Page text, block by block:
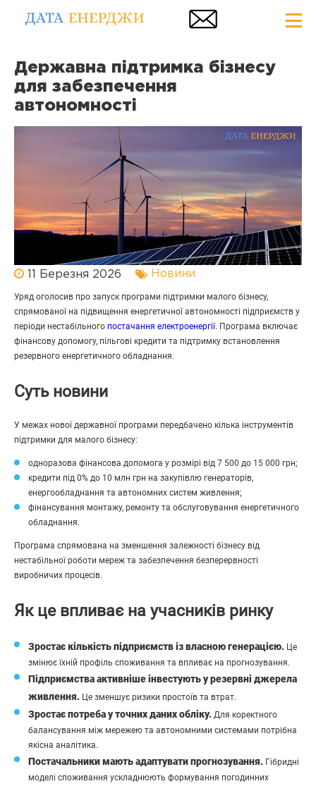
Державна підтримка бізнесу
для забезпечення
автономності
11 Березня 2026 Новини
Уряд оголосив про запуск програми підтримки малого бізнесу,
спрямованої на підвищення енергетичної автономності підприємств у
періоди нестабільного постачання електроенергії. Програма включає
фінансову допомогу, пільгові кредити та підтримку встановлення
резервного енергетичного обладнання.
Суть новини
У межах нової державної програми передбачено кілька інструментів
підтримки для малого бізнесу:
одноразова фінансова допомога у розмірі від 7 500 до 15 000 грн;
кредити під 0% до 10 млн грн на закупівлю генераторів,
енергообладнання та автономних систем живлення;
фінансування монтажу, ремонту та обслуговування енергетичного
обладнання.
Програма спрямована на зменшення залежності бізнесу від
нестабільної роботи мереж та забезпечення безперервності
виробничих процесів.
Як це впливає на учасників ринку
Зростає кількість підприємств із власною генерацією. Це
змінює їхній профіль споживання та впливає на прогнозування.
Підприємства активніше інвестують у резервні джерела
живлення. Це зменшує ризики простоїв та втрат.
Зростає потреба у точних даних обліку. Для коректного
балансування між мережею та автономними системами потрібна
якісна аналітика.
Постачальники мають адаптувати прогнозування. Гібридні
моделі споживання ускладнюють формування погодинних